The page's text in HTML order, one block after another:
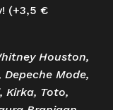
(+3,5 €
Houston,
Depeche Mode,
Kirka, Toto,